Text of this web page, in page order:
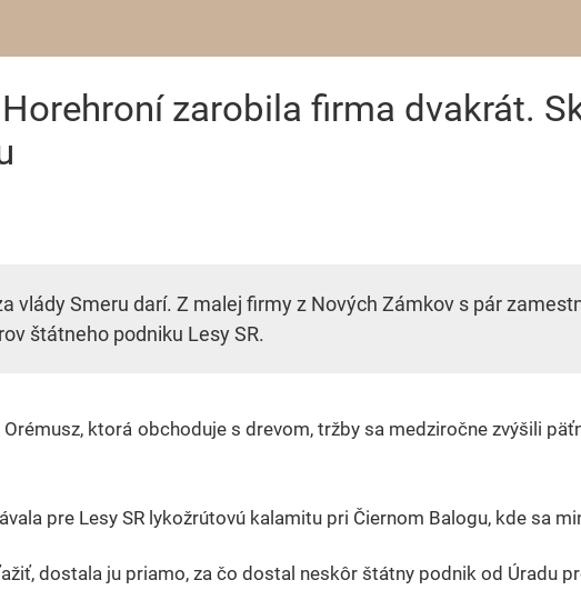
zarobila firma dvakrát.
vlády Smeru darí. Z malej firmy z Nových Zámkov s pár
štátneho podniku Lesy SR.
ktorá obchoduje s drevom, tržby sa medziročne zvýšili
pre Lesy SR lykožrútovú kalamitu pri Čiernom Balogu, kde sa
dostala ju priamo, za čo dostal neskôr štátny podnik od Úradu